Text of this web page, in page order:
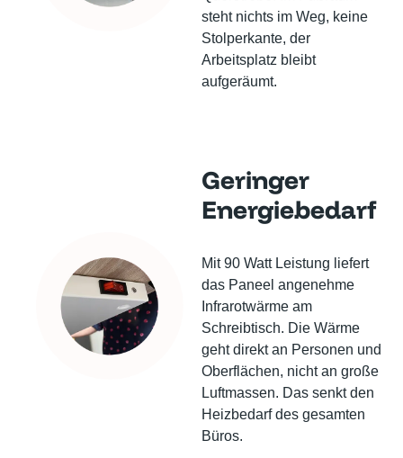
steht nichts im Weg, keine
Stolperkante, der
Arbeitsplatz bleibt
aufgeräumt.
Geringer
Energiebedarf
Mit 90 Watt Leistung liefert
das Paneel angenehme
Infrarotwärme am
Schreibtisch. Die Wärme
geht direkt an Personen und
Oberflächen, nicht an große
Luftmassen. Das senkt den
Heizbedarf des gesamten
Büros.